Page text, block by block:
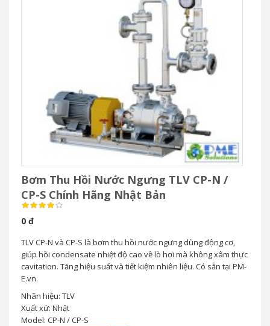
Bơm Thu Hồi Nước Ngưng TLV CP-N /
CP-S Chính Hãng Nhật Bản
0 đ
TLV CP-N và CP-S là bơm thu hồi nước ngưng dùng động cơ,
giúp hồi condensate nhiệt độ cao về lò hơi mà không xâm thực
cavitation. Tăng hiệu suất và tiết kiệm nhiên liệu. Có sẵn tại PM-
E.vn.
Nhãn hiệu: TLV
Xuất xứ: Nhật
Model: CP-N / CP-S